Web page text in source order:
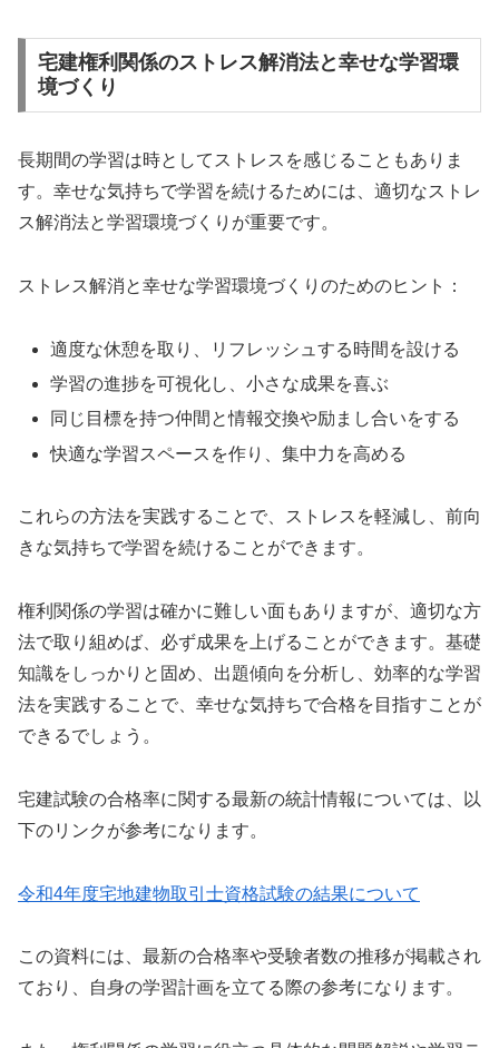
宅建権利関係のストレス解消法と幸せな学習環
境づくり
長期間の学習は時としてストレスを感じることもありま
す。幸せな気持ちで学習を続けるためには、適切なストレ
ス解消法と学習環境づくりが重要です。
ストレス解消と幸せな学習環境づくりのためのヒント：
適度な休憩を取り、リフレッシュする時間を設ける
学習の進捗を可視化し、小さな成果を喜ぶ
同じ目標を持つ仲間と情報交換や励まし合いをする
快適な学習スペースを作り、集中力を高める
これらの方法を実践することで、ストレスを軽減し、前向
きな気持ちで学習を続けることができます。
権利関係の学習は確かに難しい面もありますが、適切な方
法で取り組めば、必ず成果を上げることができます。基礎
知識をしっかりと固め、出題傾向を分析し、効率的な学習
法を実践することで、幸せな気持ちで合格を目指すことが
できるでしょう。
宅建試験の合格率に関する最新の統計情報については、以
下のリンクが参考になります。
令和4年度宅地建物取引士資格試験の結果について
この資料には、最新の合格率や受験者数の推移が掲載され
ており、自身の学習計画を立てる際の参考になります。